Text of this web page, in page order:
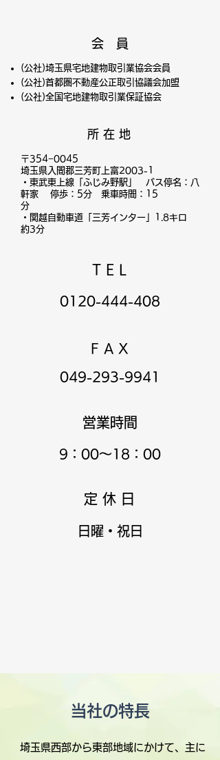
会 員
(公社)埼玉県宅地建物取引業協会会員
(公社)首都圏不動産公正取引協議会加盟
(公社)全国宅地建物取引業保証協会
所 在 地
〒354−0045
埼玉県入間郡三芳町上富2003-1
・東武東上線「ふじみ野駅」
バス停名：八
軒家 停歩：5分 乗車時間：15
分
・関越自動車道「三芳インター」1.8キロ
約3分
T E L
0120-444-408
F A X
049-293-9941
営業時間
9：00～18：00
定 休 日
日曜・祝日
​当社の特長
埼玉県西部から東部地域にかけて、主に